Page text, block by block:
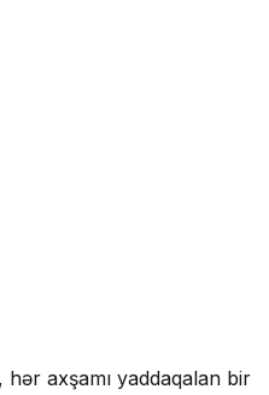
axşamı yaddaqalan bir